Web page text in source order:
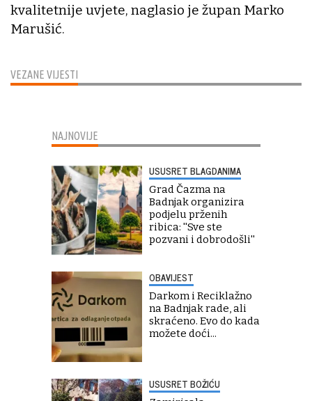
VEZANE VIJESTI
kvalitetnije uvjete, naglasio je župan Marko
Marušić.
NAJNOVIJE
USUSRET BLAGDANIMA
Grad Čazma na
Badnjak organizira
podjelu prženih
ribica: ''Sve ste
pozvani i dobrodošli''
OBAVIJEST
Darkom i Reciklažno
na Badnjak rade, ali
skraćeno. Evo do kada
možete doći...
USUSRET BOŽIĆU